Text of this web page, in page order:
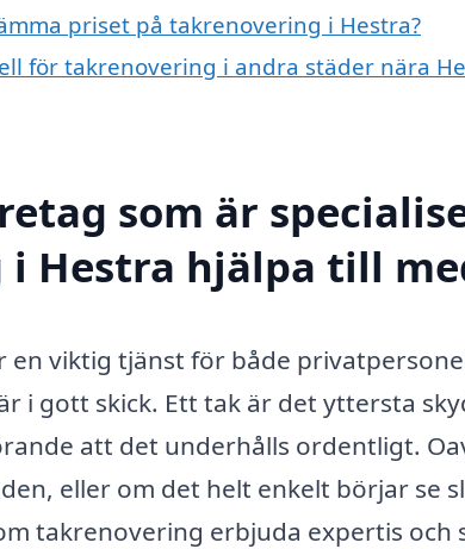
priset på takrenovering i Hestra?
för takrenovering i andra städer nära
som är
Hestra hjälpa till
en viktig tjänst för både
i gott skick. Ett tak är det yttersta
att det underhålls ordentligt.
eller om det helt enkelt börjar se
takrenovering erbjuda expertis och